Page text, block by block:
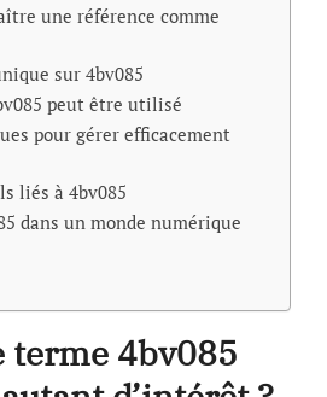
une référence comme
sur 4bv085
peut être utilisé
pour gérer efficacement
liés à 4bv085
dans un monde numérique
terme 4bv085